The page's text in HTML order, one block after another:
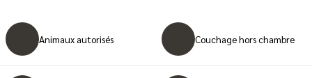
Animaux autorisés Couchage hors chambre